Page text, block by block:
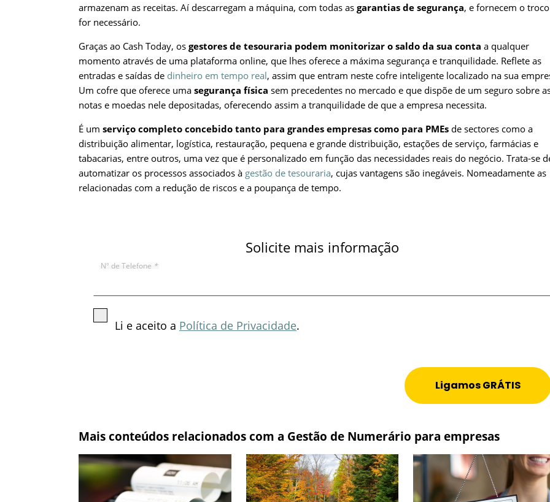
armazenam as receitas. Aí descarregam a máquina, com todas as garantias de segurança, e fornecem o
for necessário.
Graças ao Cash Today, os gestores de tesouraria podem monitorizar o saldo da sua conta a qualquer
momento através de uma plataforma online, que lhes oferece a máxima segurança e tranquilidade. Reflete as
entradas e saídas de dinheiro em tempo real, assim que entram neste cofre inteligente localizado na sua
Um cofre que oferece uma segurança física sem precedentes no mercado e que dispõe de um seguro sobre
notas e moedas nele depositadas, oferecendo assim a tranquilidade de que a empresa necessita.
É um serviço completo concebido tanto para grandes empresas como para PMEs de sectores como a
distribuição alimentar, logística, restauração, pequena e grande distribuição, estações de serviço, farmácias e
tabacarias, entre outros, uma vez que é personalizado em função das necessidades reais do negócio. Trata-se
automatizar os processos associados à gestão de tesouraria, cujas vantagens são inegáveis. Nomeadamente as
relacionadas com a redução de riscos e a poupança de tempo.
Solicite mais informação
Nº de Telefone *
Li e aceito a Política de Privacidade.
Ligamos GRÁTIS
Mais conteúdos relacionados com a Gestão de Numerário para empresas